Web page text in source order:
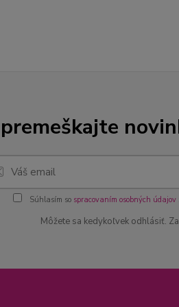
Súhlasím so spracovaním osobných údajov
Môžete sa kedykoľvek odhlásiť.